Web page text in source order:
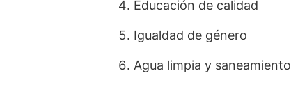
Educación de calidad
Igualdad de género
Agua limpia y saneamiento